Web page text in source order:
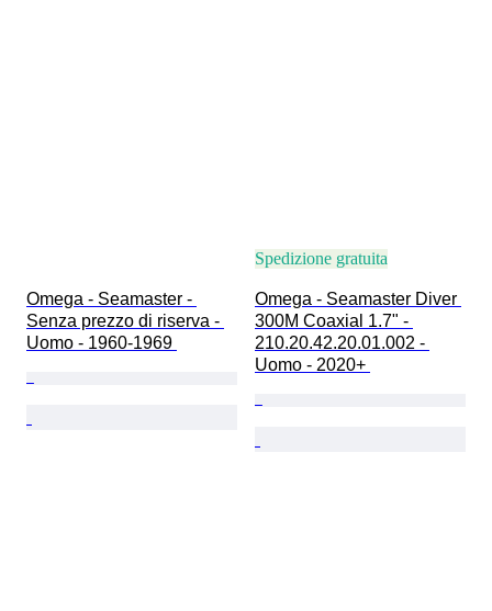
Omega - Seamaster -
Senza prezzo di riserva -
Uomo - 1960-1969
Spedizione gratuita
Omega - Seamaster Diver
300M Coaxial 1.7" -
210.20.42.20.01.002 -
Uomo - 2020+